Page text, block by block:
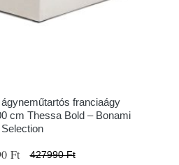
franciaágy
cm Thessa Bold – Bonami
Selection
Ft 427990 Ft